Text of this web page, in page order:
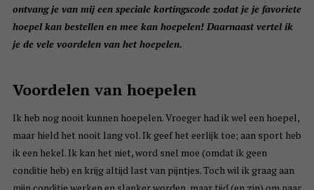
ontvang je van mij een speciale kortingscode zodat je je favoriete
hoepel kan bestellen en mee kan hoepelen! Daarnaast vertel ik
je de vele voordelen van het hoepelen.
Voordelen van hoepelen
Ik heb nog nooit kunnen hoepelen. Vroeger had ik wel een hoepel,
maar hield het nooit lang vol. Ik geef het eerlijk toe; aan sport heb
ik een hekel. Ik kan het niet, word snel moe (omdat ik geen
conditie heb) en krijg altijd last van pijntjes. Toch wil ik graag aan